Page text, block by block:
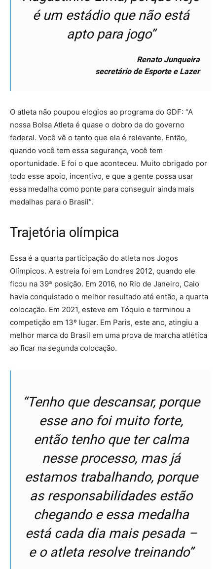
é um estádio que não está
apto para jogo”
Renato Junqueira
secretário de Esporte e Lazer
O atleta não poupou elogios ao programa do GDF: “A
nossa Bolsa Atleta é quase o dobro da do governo
federal. Você vê o tanto que ela é relevante. Então,
quando você tem essa segurança, você tem
oportunidade. E foi o que aconteceu. Muito obrigado por
todo esse apoio, incentivo, e que a gente possa usar
essa medalha como ponte para conseguir ainda mais
medalhas para o Brasil”.
Trajetória olímpica
Essa é a quarta participação do atleta nos Jogos
Olímpicos. A estreia foi em Londres 2012, quando ele
ficou na 39ª posição. Em 2016, no Rio de Janeiro, Caio
havia conquistado o melhor resultado até então, a quarta
colocação. Em 2021, esteve em Tóquio e terminou a
competição em 13º lugar. Em Paris, este ano, atingiu a
melhor marca do Brasil em uma prova de marcha atlética
ao ficar na segunda colocação.
“Tenho que descansar, porque
esse ano foi muito forte,
então tenho que ter calma
nesse processo, mas já
estamos trabalhando, porque
as responsabilidades estão
chegando e essa medalha
está cada dia mais pesada –
e o atleta resolve treinando”